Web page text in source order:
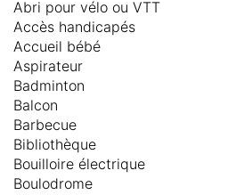
Abri pour vélo ou VTT
Accès handicapés
Accueil bébé
Aspirateur
Badminton
Balcon
Barbecue
Bibliothèque
Bouilloire électrique
Boulodrome